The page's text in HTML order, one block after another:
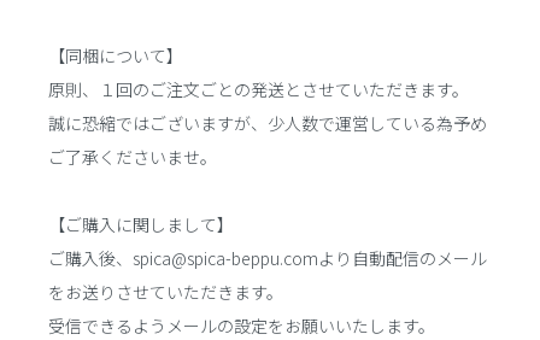
【同梱について】
原則、１回のご注文ごとの発送とさせていただきます。
誠に恐縮ではございますが、少人数で運営している為予め
ご了承くださいませ。
【ご購入に関しまして】
ご購入後、spica@spica-beppu.comより自動配信のメール
をお送りさせていただきます。
受信できるようメールの設定をお願いいたします。